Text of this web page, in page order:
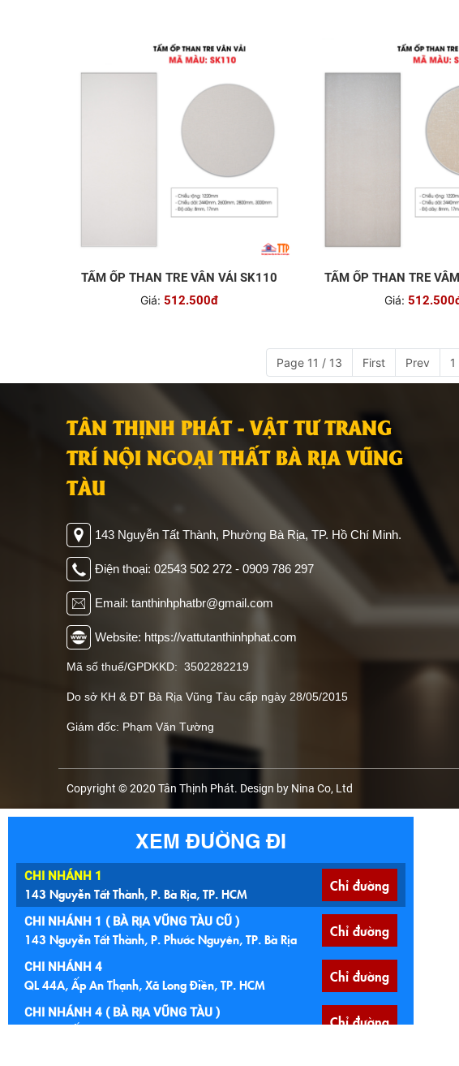
TẤM ỐP THAN TRE VÂN VẢI SK110
Giá: 512.500đ
TẤM ỐP THAN TRE
Giá:
Page 11 / 13 First Prev 1
TÂN THỊNH PHÁT - VẬT TƯ TRANG
TRÍ NỘI NGOẠI THẤT BÀ RỊA VŨNG
TÀU
143 Nguyễn Tất Thành, Phường Bà Rịa, TP. Hồ Chí Minh.
Điện thoại: 02543 502 272 - 0909 786 297
Email: tanthinhphatbr@gmail.com
Website: https://vattutanthinhphat.com
Mã số thuế/GPDKKD: 3502282219
Do sở KH & ĐT Bà Rịa Vũng Tàu cấp ngày 28/05/2015
Giám đốc: Phạm Văn Tường
Copyright © 2020 Tân Thịnh Phát. Design by Nina Co, Ltd
XEM ĐƯỜNG ĐI
CHI NHÁNH 1
143 Nguyễn Tất Thành, P. Bà Rịa, TP. HCM Chỉ đường
CHI NHÁNH 1 ( BÀ RỊA VŨNG TÀU CŨ )
143 Nguyễn Tất Thành, P. Phước Nguyên, TP. Bà Rịa Chỉ đường
CHI NHÁNH 4
QL 44A, Ấp An Thạnh, Xã Long Điền, TP. HCM Chỉ đường
CHI NHÁNH 4 ( BÀ RỊA VŨNG TÀU )
QL 44A, Ấp An Thạnh, Xã An Ngãi, Huyện Long Điền Chỉ đường